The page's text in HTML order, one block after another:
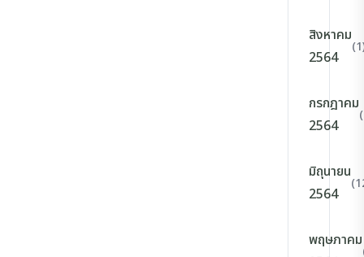
สิงหาคม
2564
กรกฎาคม
2564
มิถุนายน
2564
พฤษภาคม